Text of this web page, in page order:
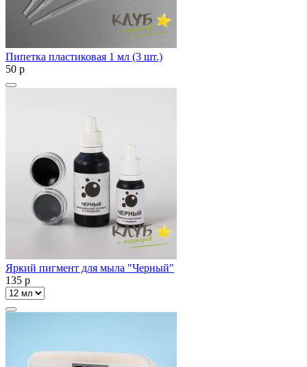
Пипетка пластиковая 1 мл (3 шт.)
50 p
Яркий пигмент для мыла "Черный"
135 p